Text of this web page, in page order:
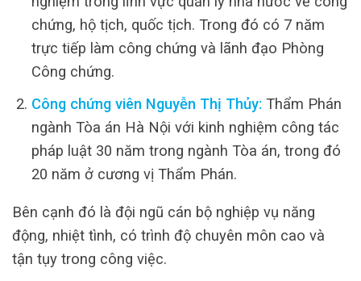
chứng, hộ tịch, quốc tịch. Trong đó có 7 năm
trực tiếp làm công chứng và lãnh đạo Phòng
Công chứng.
Công chứng viên Nguyễn Thị Thủy: Thẩm Phán
ngành Tòa án Hà Nội với kinh nghiệm công tác
pháp luật 30 năm trong ngành Tòa án, trong đó
20 năm ở cương vị Thẩm Phán.
Bên cạnh đó là đội ngũ cán bộ nghiệp vụ năng
động, nhiệt tình, có trình độ chuyên môn cao và
tận tụy trong công việc.